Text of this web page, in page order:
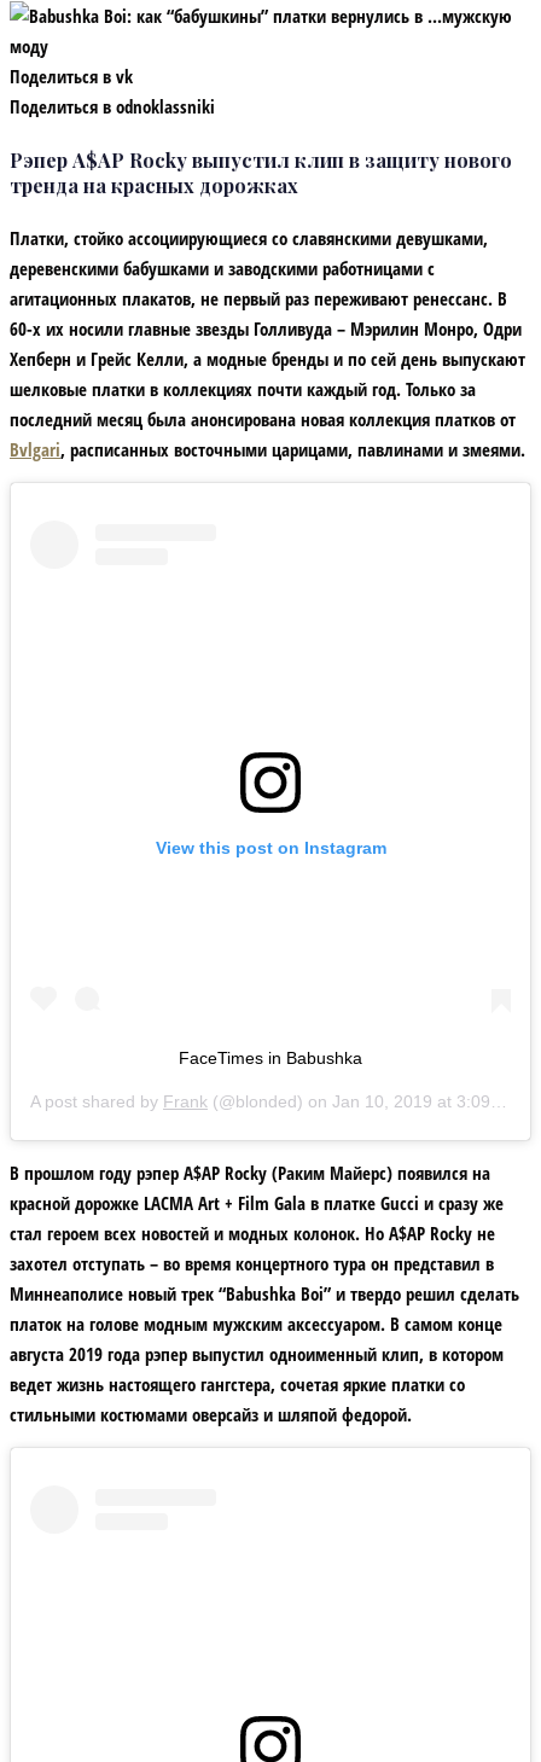
Поделиться в vk
Поделиться в odnoklassniki
Рэпер A$AP Rocky выпустил клип в защиту нового
тренда на красных дорожках
Платки, стойко ассоциирующиеся со славянскими девушками,
деревенскими бабушками и заводскими работницами с
агитационных плакатов, не первый раз переживают ренессанс. В
60-х их носили главные звезды Голливуда – Мэрилин Монро, Одри
Хепберн и Грейс Келли, а модные бренды и по сей день выпускают
шелковые платки в коллекциях почти каждый год. Только за
последний месяц была анонсирована новая коллекция платков от
Bvlgari, расписанных восточными царицами, павлинами и змеями.
View this post on Instagram
FaceTimes in Babushka
A post shared by Frank (@blonded) on Jan 10, 2019 at 3:09am PST
В прошлом году рэпер A$AP Rocky (Раким Майерс) появился на
красной дорожке LACMA Art + Film Gala в платке Gucci и сразу же
стал героем всех новостей и модных колонок. Но A$AP Rocky не
захотел отступать – во время концертного тура он представил в
Миннеаполисе новый трек “Babushka Boi” и твердо решил сделать
платок на голове модным мужским аксессуаром. В самом конце
августа 2019 года рэпер выпустил одноименный клип, в котором
ведет жизнь настоящего гангстера, сочетая яркие платки со
стильными костюмами оверсайз и шляпой федорой.